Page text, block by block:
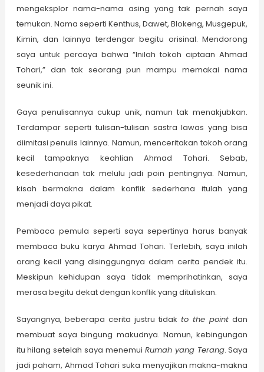
mengeksplor nama-nama asing yang tak pernah saya
temukan. Nama seperti Kenthus, Dawet, Blokeng, Musgepuk,
Kimin, dan lainnya terdengar begitu orisinal. Mendorong
saya untuk percaya bahwa “Inilah tokoh ciptaan Ahmad
Tohari,” dan tak seorang pun mampu memakai nama
seunik ini.
Gaya penulisannya cukup unik, namun tak menakjubkan.
Terdampar seperti tulisan-tulisan sastra lawas yang bisa
diimitasi penulis lainnya. Namun, menceritakan tokoh orang
kecil tampaknya keahlian Ahmad Tohari. Sebab,
kesederhanaan tak melulu jadi poin pentingnya. Namun,
kisah bermakna dalam konflik sederhana itulah yang
menjadi daya pikat.
Pembaca pemula seperti saya sepertinya harus banyak
membaca buku karya Ahmad Tohari. Terlebih, saya inilah
orang kecil yang disinggungnya dalam cerita pendek itu.
Meskipun kehidupan saya tidak memprihatinkan, saya
merasa begitu dekat dengan konflik yang dituliskan.
Sayangnya, beberapa cerita justru tidak to the pointdan
membuat saya bingung makudnya. Namun, kebingungan
itu hilang setelah saya menemui Rumah yang Terang. Saya
jadi paham, Ahmad Tohari suka menyajikan makna-makna